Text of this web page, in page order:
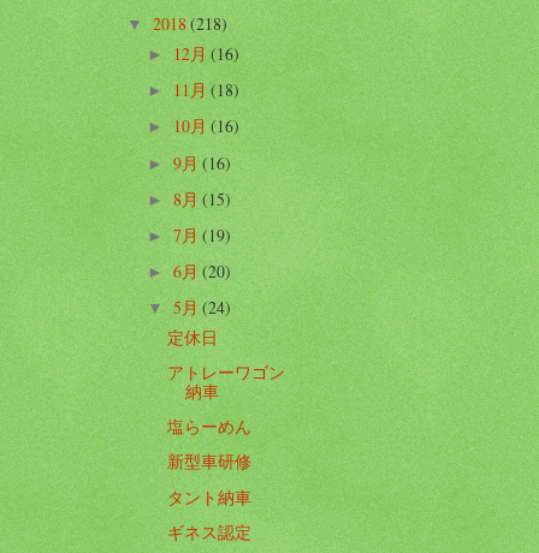
▼ 2018(218)
►12月(16)
►11月(18)
►10月(16)
►9月(16)
► 8月(15)
► 7月(19)
►6月(20)
▼5月(24)
定休日
アトレーワゴン
納車
塩らーめん
新型車研修
タント納車
ギネス認定